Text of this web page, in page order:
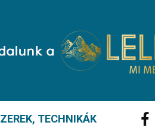
TECHNIKÁK